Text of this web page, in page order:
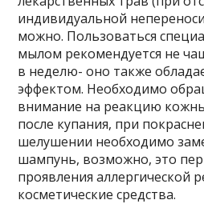
индивидуальной
можно. Пользоваться
мылом рекомендуется не
в неделю- оно также
эффектом. Необходимо
внимание на реакцию
после купания, при
шелушении необходимо
шампунь, возможно, это
проявления аллергической
косметические средства.